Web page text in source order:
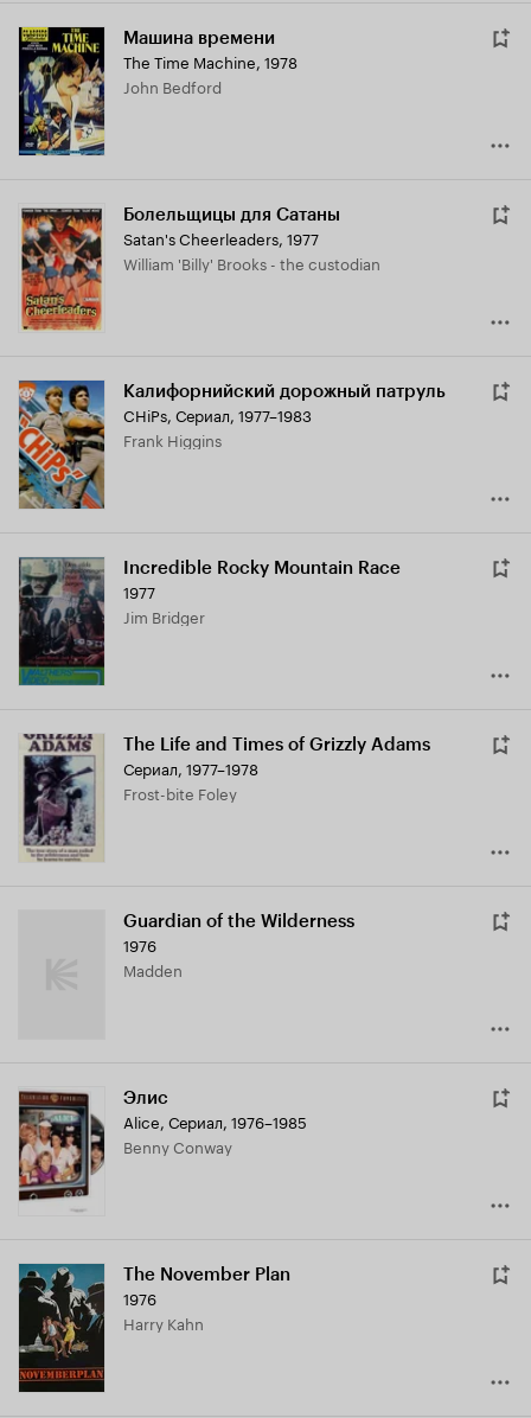
Машина времени
The Time Machine, 1978
John Bedford
Болельщицы для Сатаны
Satan's Cheerleaders, 1977
William 'Billy' Brooks - the custodian
Калифорнийский дорожный патруль
CHiPs, Сериал, 1977–1983
Frank Higgins
Incredible Rocky Mountain Race
1977
Jim Bridger
The Life and Times of Grizzly Adams
Сериал, 1977–1978
Frost-bite Foley
Guardian of the Wilderness
1976
Madden
Элис
Alice, Сериал, 1976–1985
Benny Conway
The November Plan
1976
Harry Kahn